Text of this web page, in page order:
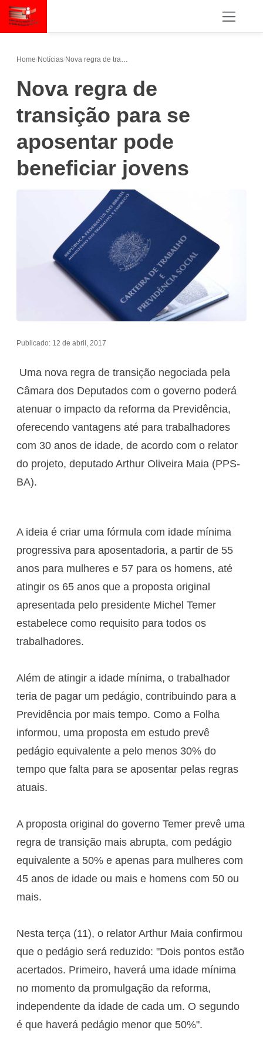
Home/Notícias/
Nova regra de
transição para se
aposentar pode
beneficiar jovens
Publicado: 12 de abril, 2017
Uma nova regra de transição negociada pela
Câmara dos Deputados com o governo poderá
atenuar o impacto da reforma da Previdência,
oferecendo vantagens até para trabalhadores
com 30 anos de idade, de acordo com o relator
do projeto, deputado Arthur Oliveira Maia (PPS-
BA).
A ideia é criar uma fórmula com idade mínima
progressiva para aposentadoria, a partir de 55
anos para mulheres e 57 para os homens, até
atingir os 65 anos que a proposta original
apresentada pelo presidente Michel Temer
estabelece como requisito para todos os
trabalhadores.
Além de atingir a idade mínima, o trabalhador
teria de pagar um pedágio, contribuindo para a
Previdência por mais tempo. Como a Folha
informou, uma proposta em estudo prevê
pedágio equivalente a pelo menos 30% do
tempo que falta para se aposentar pelas regras
atuais.
A proposta original do governo Temer prevê uma
regra de transição mais abrupta, com pedágio
equivalente a 50% e apenas para mulheres com
45 anos de idade ou mais e homens com 50 ou
mais.
Nesta terça (11), o relator Arthur Maia confirmou
que o pedágio será reduzido: "Dois pontos estão
acertados. Primeiro, haverá uma idade mínima
no momento da promulgação da reforma,
independente da idade de cada um. O segundo
é que haverá pedágio menor que 50%".